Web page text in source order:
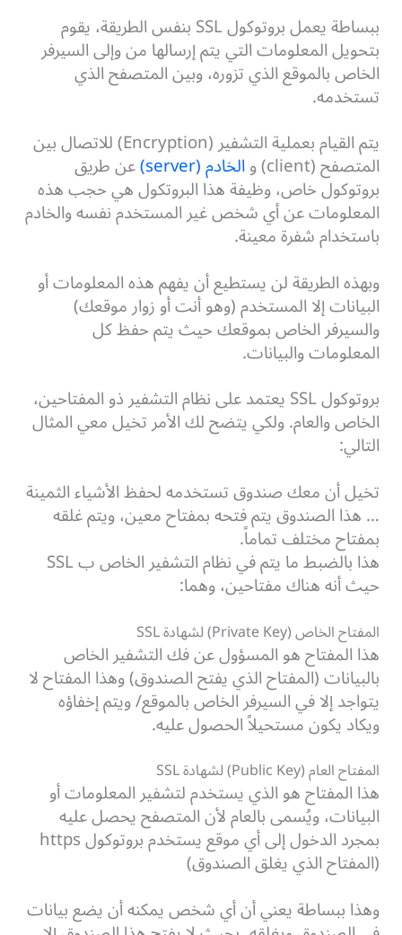
ببساطة يعمل بروتوكول SSL بنفس الطريقة، يقوم
بتحويل المعلومات التي يتم إرسالها من وإلى السيرفر
الخاص بالموقع الذي تزوره، وبين المتصفح الذي
تستخدمه.
يتم القيام بعملية التشفير (Encryption) للاتصال بين
المتصفح (client) و الخادم (server) عن طريق
بروتوكول خاص، وظيفة هذا البروتكول هي حجب هذه
المعلومات عن أي شخص غير المستخدم نفسه والخادم
باستخدام شفرة معينة.
وبهذه الطريقة لن يستطيع أن يفهم هذه المعلومات أو
البيانات إلا المستخدم (وهو أنت أو زوار موقعك)
والسيرفر الخاص بموقعك حيث يتم حفظ كل
المعلومات والبيانات.
بروتوكول SSL يعتمد على نظام التشفير ذو المفتاحين،
الخاص والعام. ولكي يتضح لك الأمر تخيل معي المثال
التالي:
تخيل أن معك صندوق تستخدمه لحفظ الأشياء الثمينة
… هذا الصندوق يتم فتحه بمفتاح معين، ويتم غلقه
بمفتاح مختلف تماماً.
هذا بالضبط ما يتم في نظام التشفير الخاص ب SSL
حيث أنه هناك مفتاحين، وهما:
المفتاح الخاص (Private Key) لشهادة SSL
هذا المفتاح هو المسؤول عن فك التشفير الخاص
بالبيانات (المفتاح الذي يفتح الصندوق) وهذا المفتاح لا
يتواجد إلا في السيرفر الخاص بالموقع/ ويتم إخفاؤه
ويكاد يكون مستحيلاً الحصول عليه.
المفتاح العام (Public Key) لشهادة SSL
هذا المفتاح هو الذي يستخدم لتشفير المعلومات أو
البيانات، ويُسمى بالعام لأن المتصفح يحصل عليه
بمجرد الدخول إلى أي موقع يستخدم بروتوكول https
(المفتاح الذي يغلق الصندوق)
وهذا ببساطة يعني أن أي شخص يمكنه أن يضع بيانات